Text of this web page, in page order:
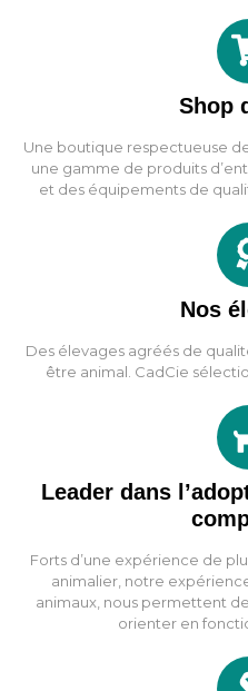
Shop
Une boutique respectueuse
une gamme de produits
et des équipements de
Nos
Des élevages agréés de
être animal. CadCie
Leader dans
Forts d’une expérience de
animalier, notre
animaux, nous permettent
orienter en